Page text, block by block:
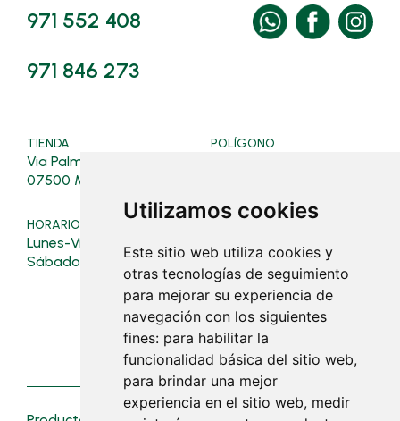
Utilizamos cookies
Este sitio web utiliza cookies y
otras tecnologías de seguimiento
para mejorar su experiencia de
navegación con los siguientes
fines: para habilitar la
funcionalidad básica del sitio web,
para brindar una mejor
experiencia en el sitio web, medir
971 552 408
971 846 273
TIENDA
Via Palma, 128
07500 Manacor
POLÍGONO
HORARIO TIENDA
Lunes-Viernes: 08:00-19:30
Sábados: 08:00-13:00
Verano (16/03 al 31/10):
Lunes a viernes: 07:30 - 19:00
Sábados: 08:00 - 13:00
Invierno (01/11 al 15/03):
Lunes a viernes: 07:30 - 18:30
Sábados: cerrado